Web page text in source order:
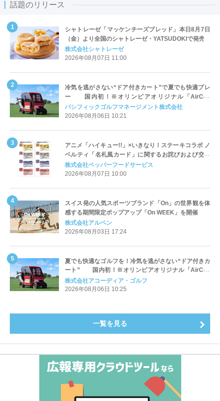
話題のリリース
シャトレーゼ「マッケンチーズブレッド」本日8月7日
（金）より全国のシャトレーゼ・YATSUDOKIで発売
株式会社シャトレーゼ
2026年08月07日 11:00
冷気を逃がさない“ドア付きカート”で夏でも快適プレ
ー 国内初！※オリンピアオリジナル「AirCon
Cart（エアコンカート）」導入 | ＰＧＭ
パシフィックゴルフマネージメント株式会社
2026年08月06日 10:21
アニメ「ハイキュー!!」×いきなり！ステーキコラボ ノ
ベルティ「名札風カード」に関するお詫びおよび交換
対応についてのご案内
株式会社ペッパーフードサービス
2026年08月07日 10:00
スイス発の人気スポーツブランド「On」の世界観を体
感する期間限定ポップアップ「On WEEK」を開催
株式会社アルペン
2026年08月03日 17:24
夏でも快適なゴルフを！冷気を逃がさない“ドア付きカ
ート” 国内初！※オリンピアオリジナル「AirCon
Cart（エアコンカート）」導入 | アコーディア・ゴ
ルフ
株式会社アコーディア・ゴルフ
2026年08月06日 10:25
一覧を見る